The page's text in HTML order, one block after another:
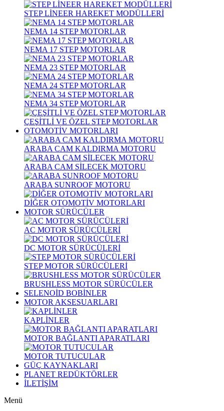
STEP LİNEER HAREKET MODÜLLERİ
NEMA 14 STEP MOTORLAR
NEMA 17 STEP MOTORLAR
NEMA 23 STEP MOTORLAR
NEMA 24 STEP MOTORLAR
NEMA 34 STEP MOTORLAR
ÇEŞİTLİ VE ÖZEL STEP MOTORLAR
OTOMOTİV MOTORLARI
ARABA CAM KALDIRMA MOTORU
ARABA CAM SİLECEK MOTORU
ARABA SUNROOF MOTORU
DİĞER OTOMOTİV MOTORLARI
MOTOR SÜRÜCÜLER
AC MOTOR SÜRÜCÜLERİ
DC MOTOR SÜRÜCÜLERİ
STEP MOTOR SÜRÜCÜLERİ
BRUSHLESS MOTOR SÜRÜCÜLER
SELENOİD BOBİNLER
MOTOR AKSESUARLARI
KAPLİNLER
MOTOR BAĞLANTI APARATLARI
MOTOR TUTUCULAR
GÜÇ KAYNAKLARI
PLANET REDÜKTÖRLER
İLETİŞİM
Menü